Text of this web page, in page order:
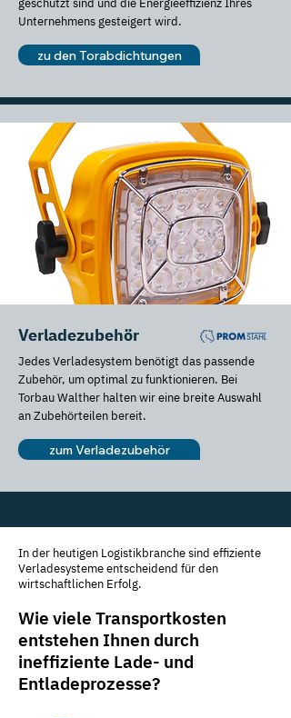
geschützt sind und die Energieeffizienz Ihres
Unternehmens gesteigert wird.
zu den Torabdichtungen
Verladezubehör
Jedes Verladesystem benötigt das passende
Zubehör, um optimal zu funktionieren. Bei
Torbau Walther halten wir eine breite Auswahl
an Zubehörteilen bereit.
zum Verladezubehör
In der heutigen Logistikbranche sind effiziente
Verladesysteme entscheidend für den
wirtschaftlichen Erfolg.
Wie viele Transportkosten
entstehen Ihnen durch
ineffiziente Lade- und
Entladeprozesse?